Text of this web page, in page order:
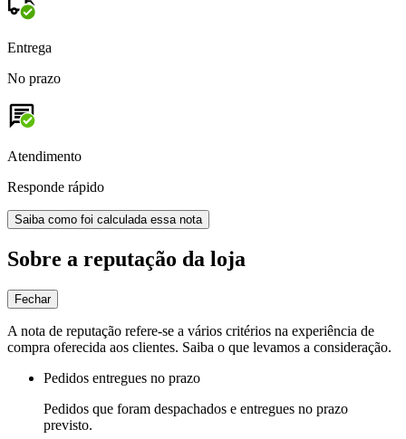
Entrega
No prazo
Atendimento
Responde rápido
Saiba como foi calculada essa nota
Sobre a reputação da loja
Fechar
A nota de reputação refere-se a vários critérios na experiência de
compra oferecida aos clientes. Saiba o que levamos a consideração.
Pedidos entregues no prazo
Pedidos que foram despachados e entregues no prazo
previsto.